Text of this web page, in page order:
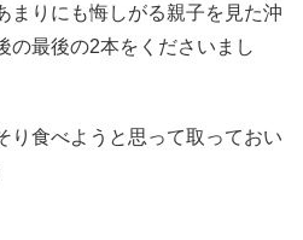
まりにも悔しがる親子を見た沖
の最後の2本をくださいまし
り食べようと思って取っておい